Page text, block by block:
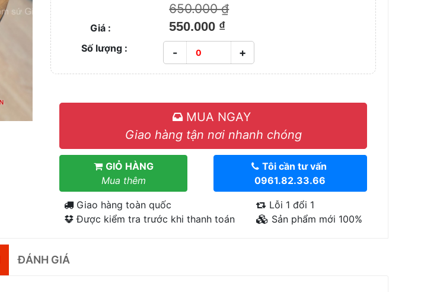
650.000 ₫
Giá : 550.000 ₫
Số lượng : - +
MUA NGAY
Giao hàng tận nơi nhanh chóng
GIỎ HÀNG
Mua thêm
Tôi cần tư vấn
0961.82.33.66
Giao hàng toàn quốc
Được kiểm tra trước khi thanh toán
Lỗi 1 đổi 1
Sản phẩm mới 100%
ĐÁNH GIÁ